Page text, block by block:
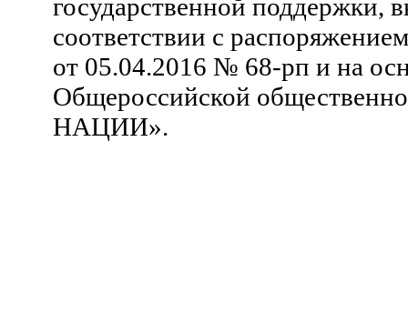
государственной поддержки,
соответствии с
от 05.04.2016 № 68-рп и на
Общероссийской
НАЦИИ».